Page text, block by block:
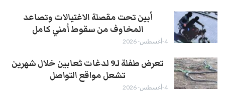
أبين تحت مقصلة الاغتيالات وتصاعد
المخاوف من سقوط أمني كامل
4-أغسطس- 2026
تعرض طفلة لـ9 لدغات ثعابين خلال شهرين
تشعل مواقع التواصل
4-أغسطس- 2026